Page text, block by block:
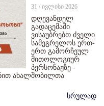
31 / ივლისი 2026
დღევანდელ
გადაცემაში
ვისაუბრებთ ძველი
სამეგრელოს ერთ-
ერთ გამორჩეულ
მითოლოგიურ
პერსონაჟზე -
ახალშობილთა
სრულად